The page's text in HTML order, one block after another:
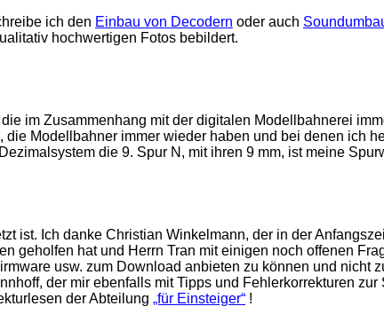
ich den Einbau von Decodern oder auch
hochwertigen Fotos bebildert.
im Zusammenhang mit der digitalen Modellbahnerei
Modellbahner immer wieder haben und bei denen ich
die 9. Spur N, mit ihren 9 mm, ist meine
ist. Ich danke Christian Winkelmann, der in der
geholfen hat und Herrn Tran mit einigen noch offenen
usw. zum Download anbieten zu können und nicht
der mir ebenfalls mit Tipps und Fehlerkorrekturen
der Abteilung „für Einsteiger“ !